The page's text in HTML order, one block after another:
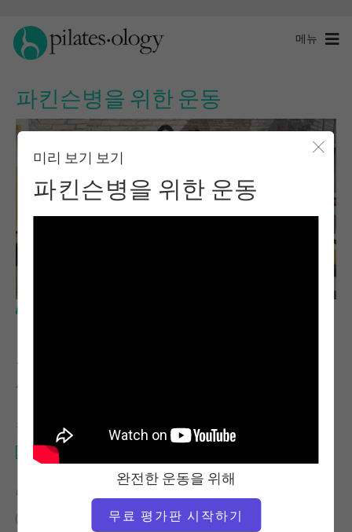
메뉴
파킨슨병을 위한 운동
미리 보기 보기
파킨슨병을 위한 운동
완전한 운동을 위해
무료 평가판 시작하기
사비나 포미첼라
필요한 장비
캐딜락
다음에 대한 유사한 클래스 찾기
20~30분 캐딜락